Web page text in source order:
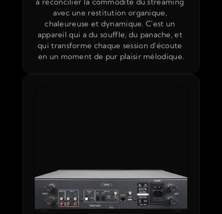
avec une restitution organique,
chaleureuse et dynamique. C'est un
appareil qui a du souffle, du panache, et
qui transforme chaque session d'écoute
en un moment de pur plaisir mélodique.